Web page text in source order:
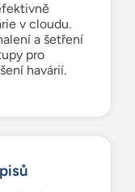
v cloudu.
a šetření
pro
havárií.